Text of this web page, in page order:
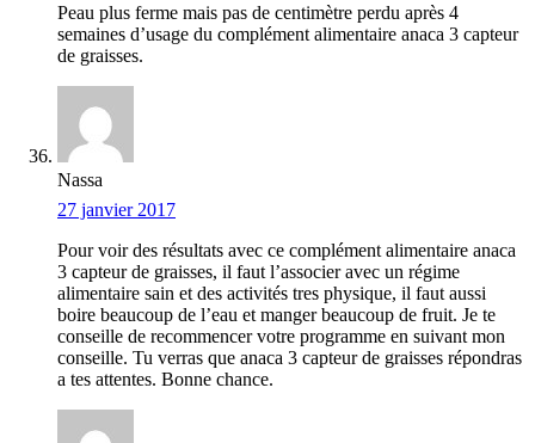
Peau plus ferme mais pas de centimètre perdu après 4
semaines d’usage du complément alimentaire anaca 3 capteur
de graisses.
Nassa
27 janvier 2017
Pour voir des résultats avec ce complément alimentaire anaca
3 capteur de graisses, il faut l’associer avec un régime
alimentaire sain et des activités tres physique, il faut aussi
boire beaucoup de l’eau et manger beaucoup de fruit. Je te
conseille de recommencer votre programme en suivant mon
conseille. Tu verras que anaca 3 capteur de graisses répondras
a tes attentes. Bonne chance.